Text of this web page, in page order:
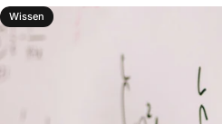
Wissen